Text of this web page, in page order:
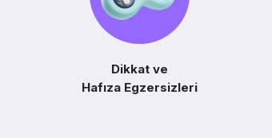
Dikkat ve
Hafıza Egzersizleri